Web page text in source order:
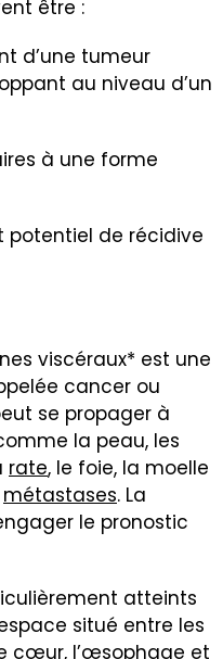
être :
d’une tumeur
au niveau d’un
à une forme
potentiel de récidive
viscéraux* est une
cancer ou
se propager à
la peau, les
rate, le foie, la moelle
métastases. La
le pronostic
atteints
situé entre les
cœur, l’œsophage et